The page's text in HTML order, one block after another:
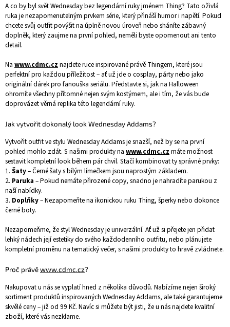
A co by byl svět Wednesday bez legendární ruky jménem Thing? Tato oživlá
ruka je nezapomenutelným prvkem série, který přináší humor i napětí. Pokud
chcete svůj outfit povýšit na úplně novou úroveň nebo sháníte zábavný
doplněk, který zaujme na první pohled, neměli byste opomenout ani tento
detail.
Na www.cdmc.cz najdete ruce inspirované právě Thingem, které jsou
perfektní pro každou příležitost – ať už jde o cosplay, párty nebo jako
originální dárek pro fanouška seriálu. Představte si, jak na Halloween
ohromíte všechny přítomné nejen svým kostýmem, ale i tím, že vás bude
doprovázet věrná replika této legendární ruky.
Jak vytvořit dokonalý look Wednesday Addams?
Vytvořit outfit ve stylu Wednesday Addams je snazší, než by se na první
pohled mohlo zdát. S našimi produkty na www.cdmc.cz máte možnost
sestavit kompletní look během pár chvil. Stačí kombinovat ty správné prvky:
1. Šaty– Černé šaty s bílým límečkem jsou naprostým základem.
2. Paruka – Pokud nemáte přirozené copy, snadno je nahradíte parukou z
naší nabídky.
3. Doplňky– Nezapomeňte na ikonickou ruku Thing, šperky nebo dokonce
černé boty.
Nezapomeňme, že styl Wednesday je univerzální. Ať už si přejete jen přidat
lehký nádech její estetiky do svého každodenního outfitu, nebo plánujete
kompletní proměnu na tematický večer, s našimi produkty to hravě zvládnete.
Proč právěwww.cdmc.cz?
Nakupovat u nás se vyplatí hned z několika důvodů. Nabízíme nejen široký
sortiment produktů inspirovaných Wednesday Addams, ale také garantujeme
skvělé ceny – již od 99 Kč. Navíc si můžete být jisti, že u nás najdete kvalitní
zboží, které vás nezklame.